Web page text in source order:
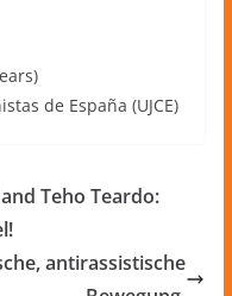
de España (UJCE)
Teho Teardo:
antirassistische